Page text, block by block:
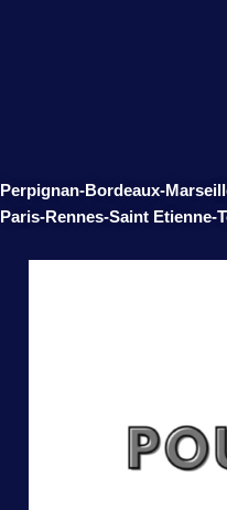
Perpignan-Bordeaux-
Paris-Rennes-Saint Etienne-